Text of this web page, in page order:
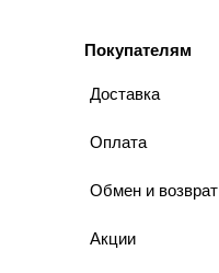
Покупателям
Доставка
Оплата
Обмен и возврат
Акции